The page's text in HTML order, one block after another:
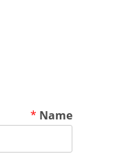
Name
*